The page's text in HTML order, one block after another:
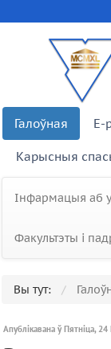
Галоўная E-
Карысныя
Інфармацыя аб
Факультэты і
Вы тут:
Апублікавана ў Пятніца,